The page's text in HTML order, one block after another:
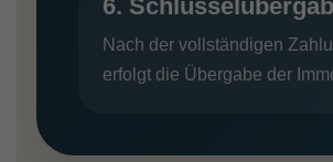
6.
Nach der vollständigen
erfolgt die Übergabe der